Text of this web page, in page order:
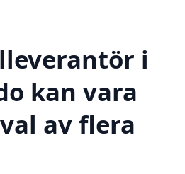
i
kan vara
av flera